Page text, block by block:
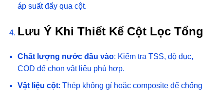
áp suất đẩy qua cột.
Lưu Ý Khi Thiết Kế Cột Lọc Tổng
Chất lượng nước đầu vào: Kiểm tra TSS, độ đục,
COD để chọn vật liệu phù hợp.
Vật liệu cột: Thép không gỉ hoặc composite để chống